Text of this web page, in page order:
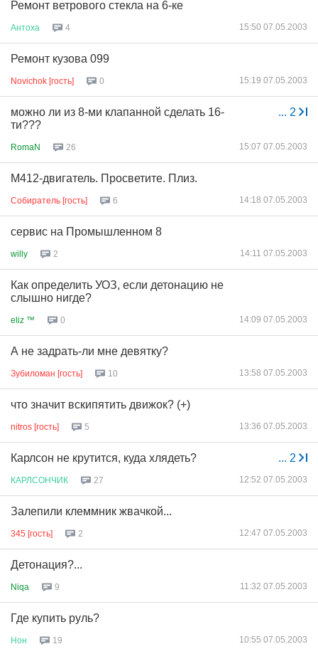
Ремонт ветрового стекла на 6-ке
Антоха 4 15:50 07.05.2003
Ремонт кузова 099
Novichok [гость] 0 15:19 07.05.2003
... 2
можно ли из 8-ми клапанной сделать 16-
ти???
RomaN 26 15:07 07.05.2003
М412-двигатель. Просветите. Плиз.
Собиратель [гость] 6 14:18 07.05.2003
сервис на Промышленном 8
willy 2 14:11 07.05.2003
Как определить УОЗ, если детонацию не
слышно нигде?
eliz ™ 0 14:09 07.05.2003
А не задрать-ли мне девятку?
Зубиломан [гость] 10 13:58 07.05.2003
что значит вскипятить движок? (+)
nitros [гость] 5 13:36 07.05.2003
... 2
Карлсон не крутится, куда хлядеть?
КАРЛСОНЧИК 27 12:52 07.05.2003
Залепили клеммник жвачкой...
345 [гость] 2 12:47 07.05.2003
Детонация?...
Niqa 9 11:32 07.05.2003
Где купить руль?
Нон 19 10:55 07.05.2003